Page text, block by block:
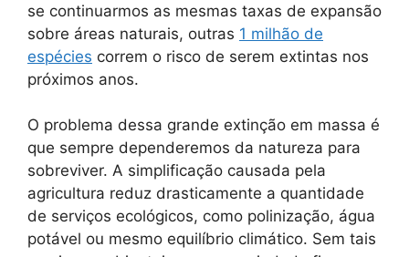
se continuarmos as mesmas taxas de expansão
sobre áreas naturais, outras 1 milhão de
espécies correm o risco de serem extintas nos
próximos anos.
O problema dessa grande extinção em massa é
que sempre dependeremos da natureza para
sobreviver. A simplificação causada pela
agricultura reduz drasticamente a quantidade
de serviços ecológicos, como polinização, água
potável ou mesmo equilíbrio climático. Sem tais